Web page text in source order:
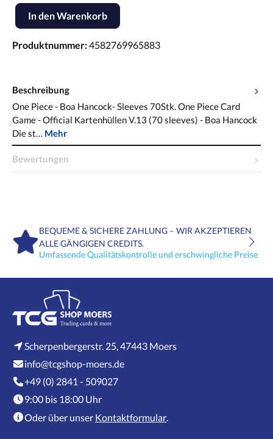
Produkt Anzahl: Gib den gewünschten Wert ein oder benutze die
In den Warenkorb
Produktnummer:4582769965883
Beschreibung
One Piece - Boa Hancock- Sleeves 70Stk. One Piece Card
Game - Official Kartenhüllen V.13 (70 sleeves) - Boa Hancock
Die st… Mehr
Bewertungen
BEQUEME & SICHERE ZAHLUNG – WIR AKZEPTIEREN
ALLE GÄNGIGEN CREDITS.
Umfassende Qualitätskontrolle und erschwingliche Preise
Scherpenbergerstr. 25, 47443 Moers
info@tcgshop-moers.de
+49 (0) 2841 - 509027
9:00 bis 18:00 Uhr
Oder über unser Kontaktformular